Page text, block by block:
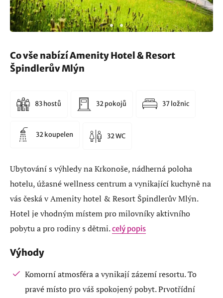
Co vše nabízí Amenity Hotel & Resort
Špindlerův Mlýn
83 hostů 32 pokojů 37 ložnic
32 koupelen 32 WC
Ubytování s výhledy na Krkonoše, nádherná poloha
hotelu, úžasné wellness centrum a vynikající kuchyně na
vás česká v Amenity hotel & Resort Špindlerův Mlýn.
Hotel je vhodným místem pro milovníky aktivního
pobytu a pro rodiny s dětmi.celý popis
Výhody
Komorní atmosféra a vynikají zázemí resortu. To
pravé místo pro váš spokojený pobyt. Prvotřídní